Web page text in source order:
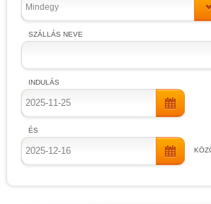
Mindegy
SZÁLLÁS NEVE
INDULÁS
ÉS